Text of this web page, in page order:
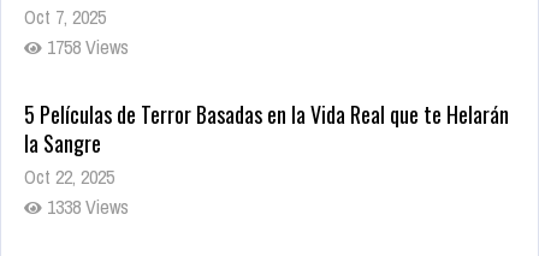
Oct 7, 2025
1758 Views
5 Películas de Terror Basadas en la Vida Real que te Helarán
la Sangre
Oct 22, 2025
1338 Views